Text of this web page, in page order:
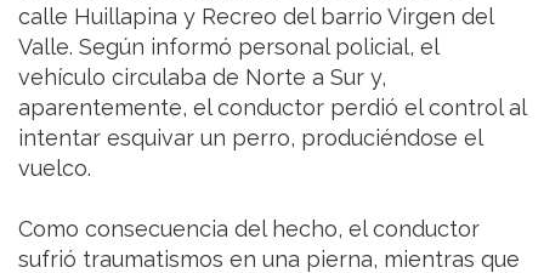
calle Huillapina y Recreo del barrio Virgen del
Valle. Según informó personal policial, el
vehículo circulaba de Norte a Sur y,
aparentemente, el conductor perdió el control al
intentar esquivar un perro, produciéndose el
vuelco.
Como consecuencia del hecho, el conductor
sufrió traumatismos en una pierna, mientras que